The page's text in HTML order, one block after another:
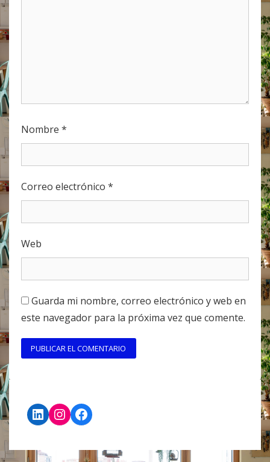
Nombre *
Correo electrónico *
Web
Guarda mi nombre, correo electrónico y web en
este navegador para la próxima vez que comente.
LinkedIn
Instagram
Facebook